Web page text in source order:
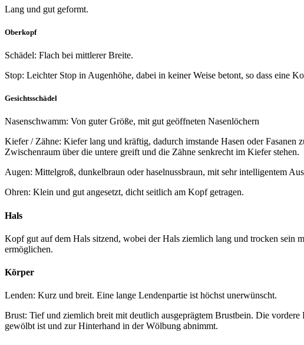
Lang und gut geformt.
Oberkopf
Schädel: Flach bei mittlerer Breite.
Stop: Leichter Stop in Augenhöhe, dabei in keiner Weise betont, so dass eine
Gesichtsschädel
Nasenschwamm: Von guter Größe, mit gut geöffneten Nasenlöchern
Kiefer / Zähne: Kiefer lang und kräftig, dadurch imstande Hasen oder Fasanen
Zwischenraum über die untere greift und die Zähne senkrecht im Kiefer stehen.
Augen: Mittelgroß, dunkelbraun oder haselnussbraun, mit sehr intelligentem
Ohren: Klein und gut angesetzt, dicht seitlich am Kopf getragen.
Hals
Kopf gut auf dem Hals sitzend, wobei der Hals ziemlich lang und trocken sein
ermöglichen.
Körper
Lenden: Kurz und breit. Eine lange Lendenpartie ist höchst unerwünscht.
Brust: Tief und ziemlich breit mit deutlich ausgeprägtem Brustbein. Die
gewölbt ist und zur Hinterhand in der Wölbung abnimmt.